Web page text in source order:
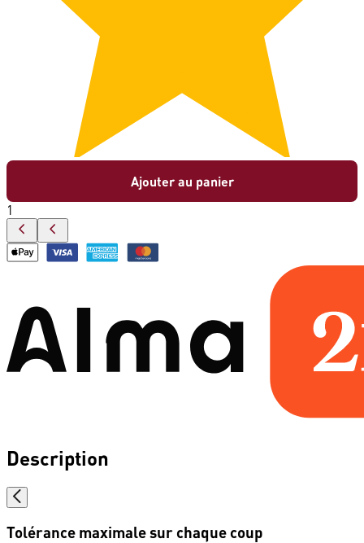
Ajouter au panier
1
Description
Tolérance maximale sur chaque coup